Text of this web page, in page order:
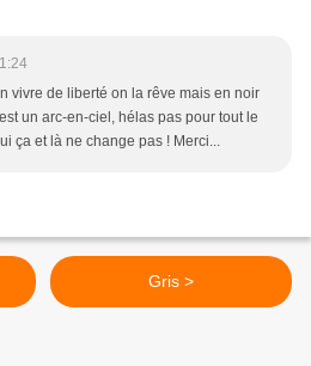
vivre de liberté on la rêve mais en noir
un arc-en-ciel, hélas pas pour tout le
ça et là ne change pas ! Merci...
Gris >